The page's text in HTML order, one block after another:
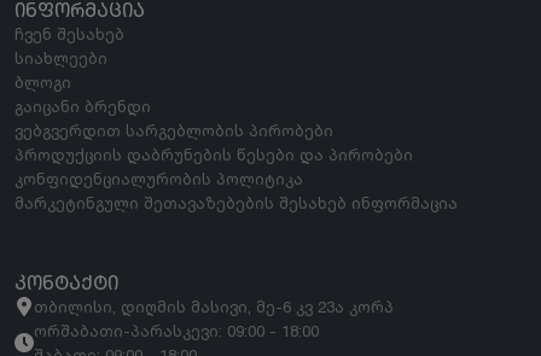
ᲘᲜᲤᲝᲠᲛᲐᲪᲘᲐ
ჩვენ შესახებ
სიახლეები
ბლოგი
გაიცანი ბრენდი
ვებგვერდით სარგებლობის პირობები
პროდუქციის დაბრუნების წესები და პირობები
კონფიდენციალურობის პოლიტიკა
მარკეტინგული შეთავაზებების შესახებ ინფორმაცია
ᲙᲝᲜᲢᲐᲥᲢᲘ
თბილისი, დიღმის მასივი, მე-6 კვ 23ა კორპ
ორშაბათი-პარასკევი: 09:00 - 18:00